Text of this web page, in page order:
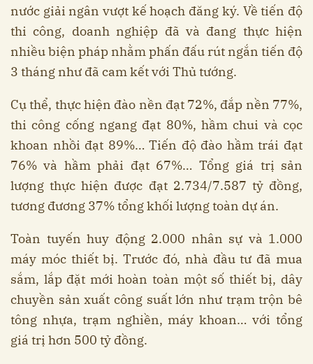
nước giải ngân vượt kế hoạch đăng ký. Về tiến độ
thi công, doanh nghiệp đã và đang thực hiện
nhiều biện pháp nhằm phấn đấu rút ngắn tiến độ
3 tháng như đã cam kết với Thủ tướng.
Cụ thể, thực hiện đào nền đạt 72%, đắp nền 77%,
thi công cống ngang đạt 80%, hầm chui và cọc
khoan nhồi đạt 89%… Tiến độ đào hầm trái đạt
76% và hầm phải đạt 67%… Tổng giá trị sản
lượng thực hiện được đạt 2.734/7.587 tỷ đồng,
tương đương 37% tổng khối lượng toàn dự án.
Toàn tuyến huy động 2.000 nhân sự và 1.000
máy móc thiết bị. Trước đó, nhà đầu tư đã mua
sắm, lắp đặt mới hoàn toàn một số thiết bị, dây
chuyền sản xuất công suất lớn như trạm trộn bê
tông nhựa, trạm nghiền, máy khoan… với tổng
giá trị hơn 500 tỷ đồng.